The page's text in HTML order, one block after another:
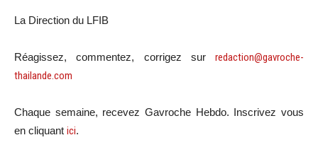
La Direction du LFIB
Réagissez, commentez, corrigez sur redaction@gavroche-
thailande.com
Chaque semaine, recevez Gavroche Hebdo. Inscrivez vous
en cliquant ici.